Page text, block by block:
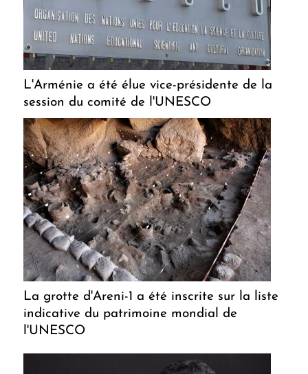
L'Arménie a été élue vice-présidente de la
session du comité de l'UNESCO
La grotte d'Areni-1 a été inscrite sur la liste
indicative du patrimoine mondial de
l'UNESCO